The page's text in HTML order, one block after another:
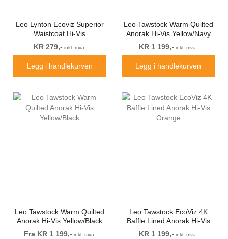
Leo Lynton Ecoviz Superior
Waistcoat Hi-Vis
Yellow/Royal Blue
KR 279,- inkl. mva.
Legg i handlekurven
Leo Tawstock Warm Quilted
Anorak Hi-Vis Yellow/Navy
KR 1 199,- inkl. mva.
Legg i handlekurven
Leo Tawstock Warm Quilted
Anorak Hi-Vis Yellow/Black
Fra KR 1 199,- inkl. mva.
Leo Tawstock EcoViz 4K
Baffle Lined Anorak Hi-Vis
Orange
KR 1 199,- inkl. mva.